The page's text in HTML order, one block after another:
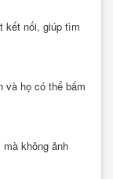
kết nối, giúp tìm
và họ có thể bấm
không ảnh